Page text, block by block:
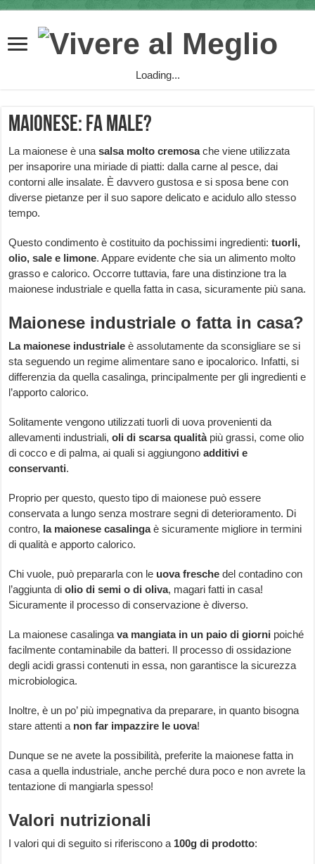
Loading...
Maionese: fa male?
La maionese è unasalsa molto cremosache viene utilizzata
per insaporire una miriade di piatti: dalla carne al pesce, dai
contorni alle insalate. È davvero gustosa e si sposa bene con
diverse pietanze per il suo sapore delicato e acidulo allo stesso
tempo.
Questo condimento è costituito da pochissimi ingredienti:tuorli,
olio, sale e limone. Appare evidente che sia un alimento molto
grasso e calorico. Occorre tuttavia, fare una distinzione tra la
maionese industriale e quella fatta in casa, sicuramente più sana.
Maionese industriale o fatta in casa?
La maionese industriale è assolutamente da sconsigliare se si
sta seguendo un regime alimentare sano e ipocalorico. Infatti, si
differenzia da quella casalinga, principalmente per gli ingredienti e
l’apporto calorico.
Solitamente vengono utilizzati tuorli di uova provenienti da
allevamenti industriali,oli di scarsa qualitàpiù grassi, come olio
di cocco e di palma, ai quali si aggiungonoadditivi e
conservanti.
Proprio per questo, questo tipo di maionese può essere
conservata a lungo senza mostrare segni di deterioramento. Di
contro, la maionese casalingaè sicuramente migliore in termini
di qualità e apporto calorico.
Chi vuole, può prepararla con le uova fresche del contadino con
l’aggiunta diolio di semi o di oliva, magari fatti in casa!
Sicuramente il processo di conservazione è diverso.
La maionese casalingava mangiata in un paio di giorni poiché
facilmente contaminabile da batteri. Il processo di ossidazione
degli acidi grassi contenuti in essa, non garantisce la sicurezza
microbiologica.
Inoltre, è un po’ più impegnativa da preparare, in quanto bisogna
stare attenti a non far impazzire le uova!
Dunque se ne avete la possibilità, preferite la maionese fatta in
casa a quella industriale, anche perché dura poco e non avrete la
tentazione di mangiarla spesso!
Valori nutrizionali
I valori qui di seguito si riferiscono a 100g di prodotto: